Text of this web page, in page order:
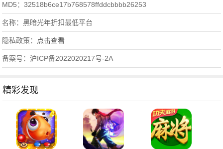
MD5：32518b6ce17b768578ffddcbbbb26253
名称：黑暗光年折扣最低平台
隐私政策： 点击查看
备案号：沪ICP备2022020217号-2A
精彩发现